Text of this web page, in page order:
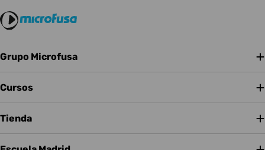
Grupo Microfusa
Cursos
Tienda